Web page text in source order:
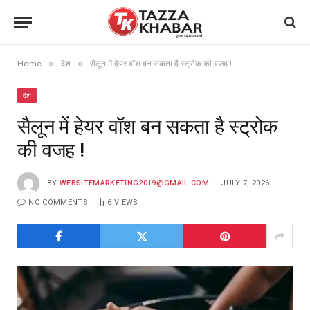
Home » देश » सैलून में हेयर वॉश बन सकता है स्ट्रोक की वजह !
देश
सैलून में हेयर वॉश बन सकता है स्ट्रोक
की वजह !
BY WEBSITEMARKETING2019@GMAIL.COM JULY 7, 2026
NO COMMENTS 6 VIEWS